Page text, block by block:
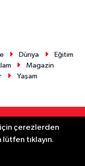
Dünya
Eğitim
Magazin
Yaşam
çerezlerden
tıklayın.